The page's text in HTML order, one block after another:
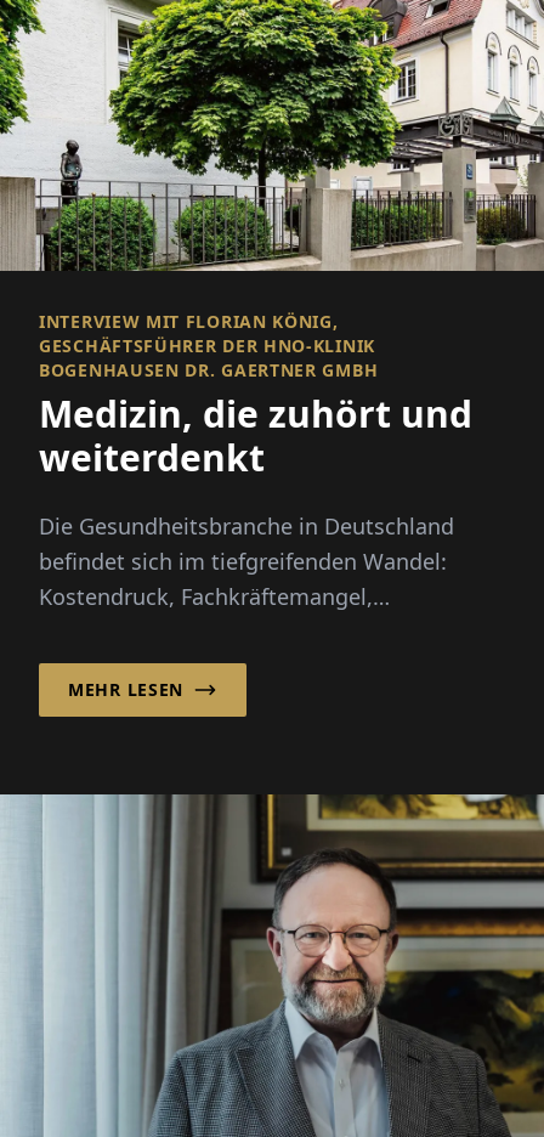
INTERVIEW MIT FLORIAN KÖNIG,
GESCHÄFTSFÜHRER DER HNO-KLINIK
BOGENHAUSEN DR. GAERTNER GMBH
Medizin, die zuhört und
weiterdenkt
Die Gesundheitsbranche in Deutschland
befindet sich im tiefgreifenden Wandel:
Kostendruck, Fachkräftemangel,
st...
MEHR LESEN